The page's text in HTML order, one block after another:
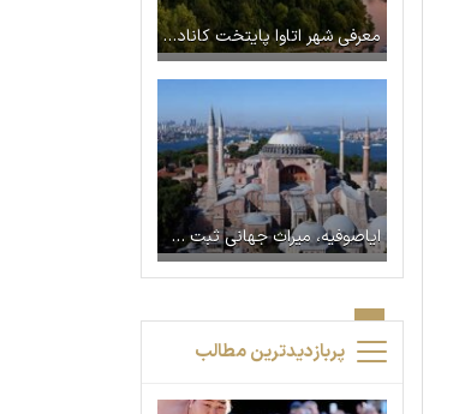
معرفی شهر اتاوا پایتخت کانادا | تاریخچه و شرایط زندگی در اتاوا
ایاصوفیه، میراث جهانی ثبت شده یونسکو در استانبول به مسجد تبدیل شد
پربازدیدترین مطالب